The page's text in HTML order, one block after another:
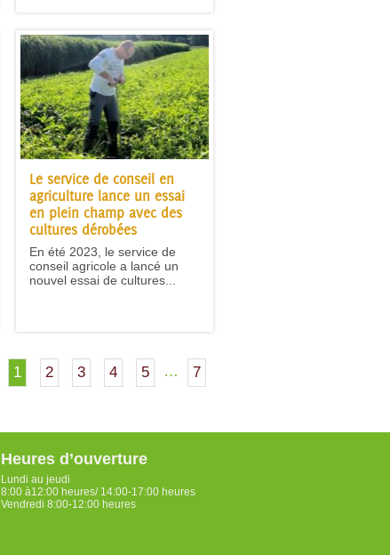
Le service de conseil en
agriculture lance un essai
en plein champ avec des
cultures dérobées
En été 2023, le service de
conseil agricole a lancé un
nouvel essai de cultures...
1 2 3 4 5 … 7
Heures d’ouverture
Lundi au jeudi
8:00 à12:00 heures/ 14:00-17:00 heures
Vendredi 8:00-12:00 heures